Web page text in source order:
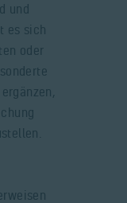
und
es sich
oder